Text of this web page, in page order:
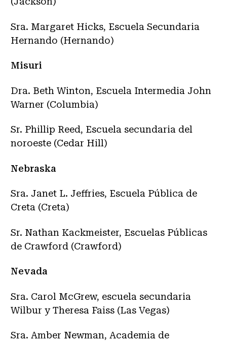
Sra. Margaret Hicks, Escuela Secundaria
Hernando (Hernando)
Misuri
Dra. Beth Winton, Escuela Intermedia John
Warner (Columbia)
Sr. Phillip Reed, Escuela secundaria del
noroeste (Cedar Hill)
Nebraska
Sra. Janet L. Jeffries, Escuela Pública de
Creta (Creta)
Sr. Nathan Kackmeister, Escuelas Públicas
de Crawford (Crawford)
Nevada
Sra. Carol McGrew, escuela secundaria
Wilbur y Theresa Faiss (Las Vegas)
Sra. Amber Newman, Academia de